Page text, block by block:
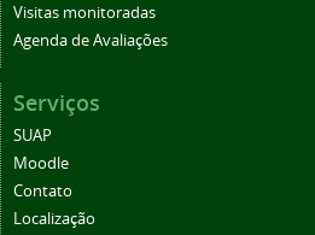
Visitas monitoradas
Agenda de Avaliações
Serviços
SUAP
Moodle
Contato
Localização